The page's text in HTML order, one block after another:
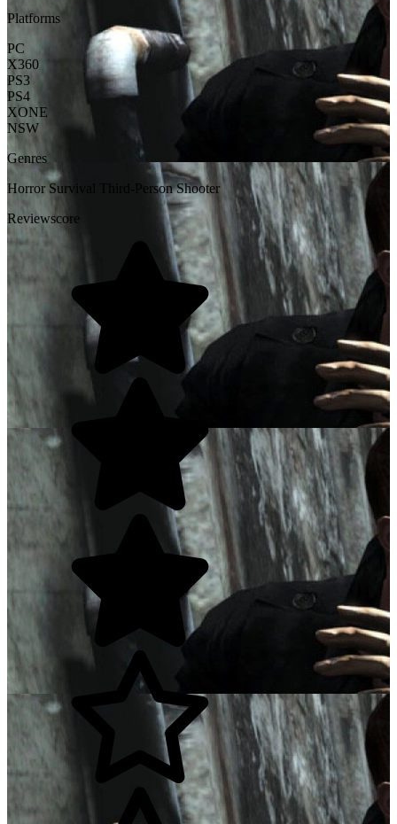
Platforms
PC
X360
PS3
PS4
XONE
NSW
Genres
Horror Survival
Third-Person Shooter
Reviewscore